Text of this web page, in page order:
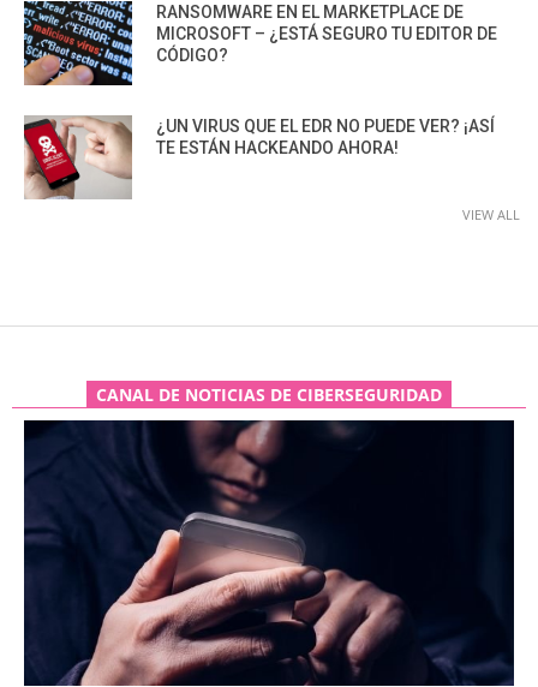
RANSOMWARE EN EL MARKETPLACE DE
MICROSOFT – ¿ESTÁ SEGURO TU EDITOR DE
CÓDIGO?
¿UN VIRUS QUE EL EDR NO PUEDE VER? ¡ASÍ
TE ESTÁN HACKEANDO AHORA!
VIEW ALL
CANAL DE NOTICIAS DE CIBERSEGURIDAD